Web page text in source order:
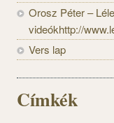
Orosz Péter –
videókhttp://
Vers lap
Címkék